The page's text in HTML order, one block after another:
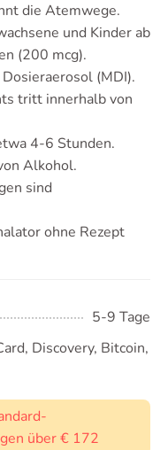
die Atemwege.
und Kinder ab
(200 mcg).
(MDI).
tritt innerhalb von
4-6 Stunden.
Alkohol.
sind
ohne Rezept
5-9 Tage
Discovery, Bitcoin,
über € 172